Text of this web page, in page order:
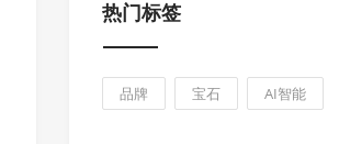
热门标签
品牌 宝石 AI智能